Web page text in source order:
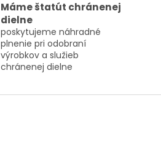
Máme štatút chránenej
dielne
poskytujeme náhradné
plnenie pri odobraní
výrobkov a služieb
chránenej dielne